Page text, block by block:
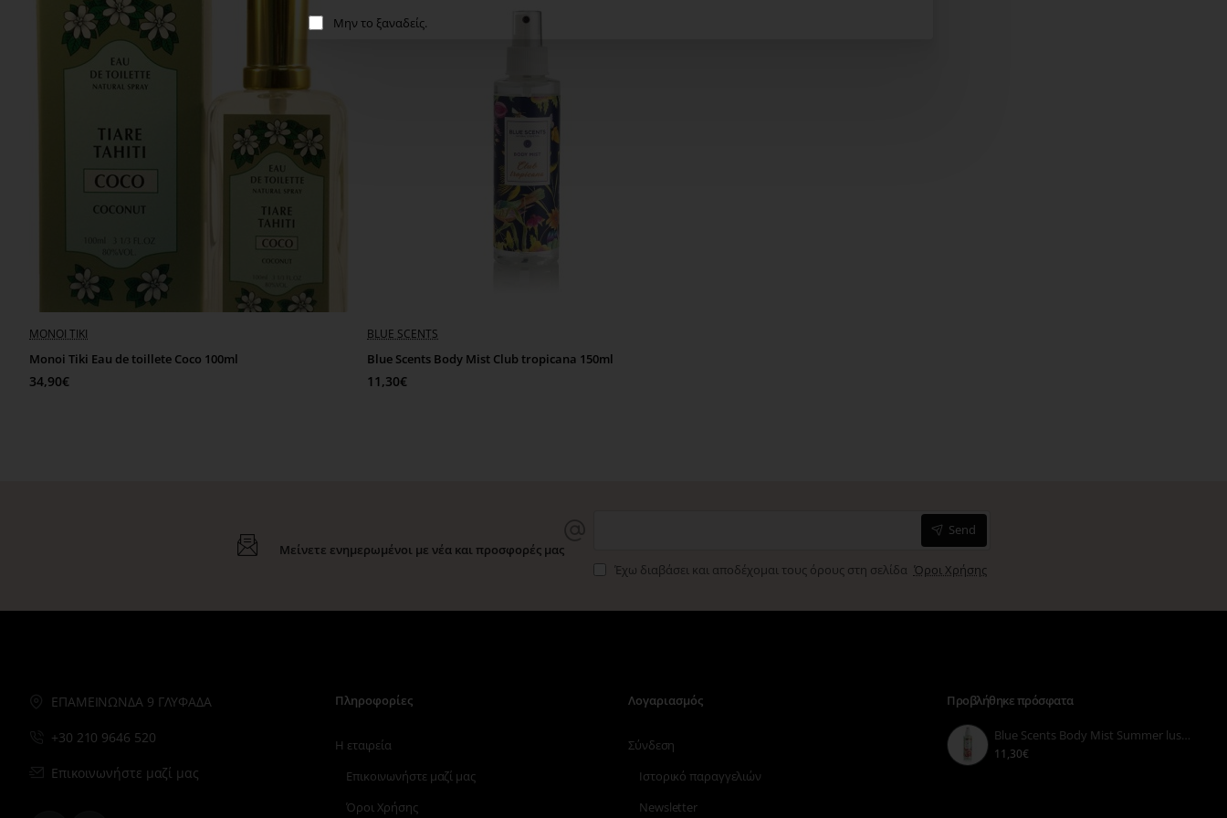
Μην το ξαναδείς.
MONOI TIKI
Monoi Tiki Εau de toillete Coco 100ml
34,90€
BLUE SCENTS
Blue Scents Body Mist Club tropicana 150ml
11,30€
Μείνετε ενημερωμένοι με νέα και προσφορές μας
Send
Έχω διαβάσει και αποδέχομαι τους όρους στη σελίδα Όροι Χρήσης
ΕΠΑΜΕΙΝΩΝΔΑ 9 ΓΛΥΦΑΔΑ
+30 210 9646 520
Επικοινωνήστε μαζί μας
Πληροφορίες
Η εταιρεία
Επικοινωνήστε μαζί μας
Όροι Χρήσης
Λογαριασμός
Σύνδεση
Ιστορικό παραγγελιών
Newsletter
Προβλήθηκε πρόσφατα
Blue Scents Body Mist Summer lust 150ml
11,30€